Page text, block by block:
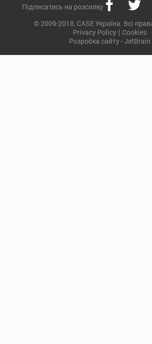
Підписатись на розсилку
© 2009-2018, CASE Україна. Всі
Privacy Policy| Cookies
Розробка сайту - JetBrain